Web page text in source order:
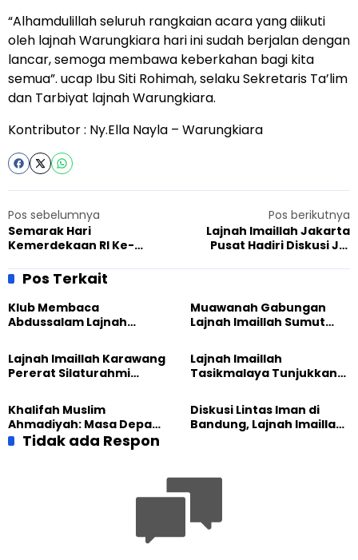
“Alhamdulillah seluruh rangkaian acara yang diikuti
oleh lajnah Warungkiara hari ini sudah berjalan dengan
lancar, semoga membawa keberkahan bagi kita
semua”. ucap Ibu Siti Rohimah, selaku Sekretaris Ta’lim
dan Tarbiyat lajnah Warungkiara.
Kontributor : Ny.Ella Nayla – Warungkiara
Pos sebelumnya
Semarak Hari
Kemerdekaan RI Ke-
Masroor Sawangan &
Pramadrasah JAI Depok
Pos berikutnya
Lajnah Imaillah Jakarta
Pusat Hadiri Diskusi JAI
Rights Working Group)
Pos Terkait
Klub Membaca
Abdussalam Lajnah
Gelar Diskusi dan
Tadabbur Alam
Muawanah Gabungan
Lajnah Imaillah Sumut
hingga Edukasi Tangani
Sampah
Lajnah Imaillah Karawang
Pererat Silaturahmi
Masak Bersama
Lajnah Imaillah
Tasikmalaya Tunjukkan
Bangun Ekonomi
Keluarga
Khalifah Muslim
Ahmadiyah: Masa Depan
Anak Dimulai dari
Perempuan yang Terus
Diskusi Lintas Iman di
Bandung, Lajnah Imaillah
Tidak ada Respon